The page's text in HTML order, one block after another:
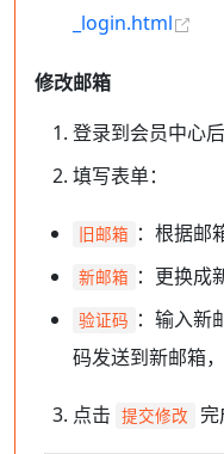
_login.html
修改邮箱
登录到会员中心
填写表单：
旧邮箱 ：根据邮
新邮箱 ：更换成
验证码 ：输入新
码发送到新邮箱
点击 提交修改 完